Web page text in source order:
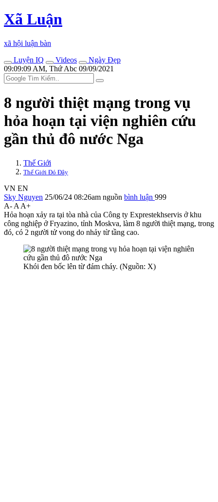
Xã Luận
xã hội luận bàn
Luyện IQ
Videos
Ngày Đẹp
09:09:09 AM, Thứ Abc 09/09/2021
8 người thiệt mạng trong vụ
hỏa hoạn tại viện nghiên cứu
gần thủ đô nước Nga
Thế Giới
Thế Giới Đó Đây
VN EN
Sky Nguyen 25/06/24 08:26am nguồn bình luận 999
A- A A+
Hỏa hoạn xảy ra tại tòa nhà của Công ty Exprestekhservis ở khu
công nghiệp ở Fryazino, tỉnh Moskva, làm 8 người thiệt mạng, trong
đó, có 2 người t‌ử von‌g do nhảy từ tầng cao.
Khói đen bốc lên từ đám cháy. (Nguồn: X)